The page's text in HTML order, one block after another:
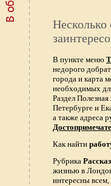
Несколько
В пункте меню
недорого
города и карта
необходимых
Раздел
Петербурге и
а также адреса
Как найти
Рубрика
жизнью в
интересны